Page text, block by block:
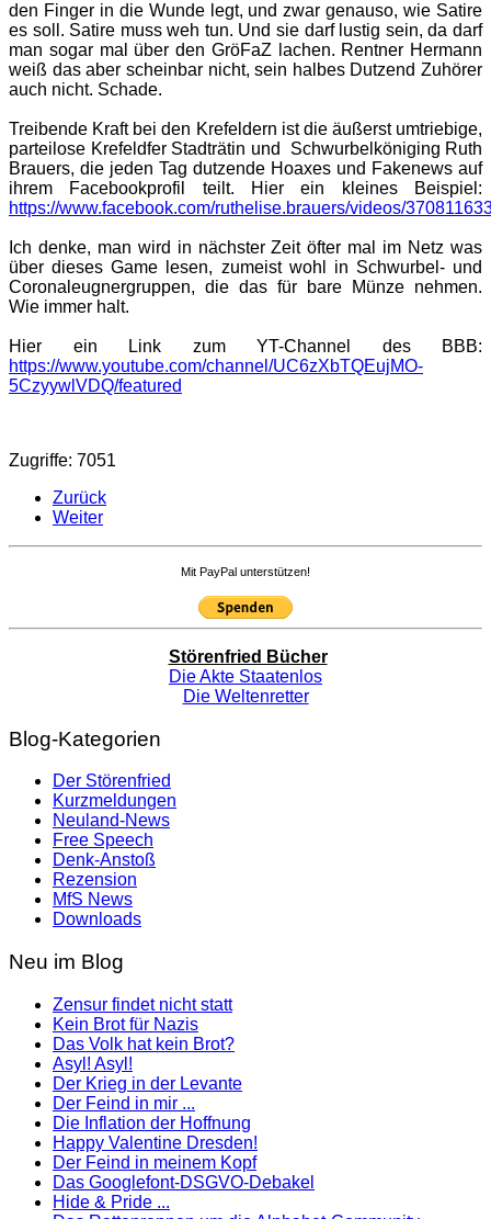
den Finger in die Wunde legt, und zwar genauso, wie Satire
es soll. Satire muss weh tun. Und sie darf lustig sein, da darf
man sogar mal über den GröFaZ lachen. Rentner Hermann
weiß das aber scheinbar nicht, sein halbes Dutzend Zuhörer
auch nicht. Schade.
Treibende Kraft bei den Krefeldern ist die äußerst umtriebige,
parteilose Krefeldfer Stadträtin und Schwurbelköniging Ruth
Brauers, die jeden Tag dutzende Hoaxes und Fakenews auf
ihrem Facebookprofil teilt. Hier ein kleines Beispiel:
https://www.facebook.com/ruthelise.brauers/videos/
Ich denke, man wird in nächster Zeit öfter mal im Netz was
über dieses Game lesen, zumeist wohl in Schwurbel- und
Coronaleugnergruppen, die das für bare Münze nehmen.
Wie immer halt.
Hier ein Link zum YT-Channel des BBB:
https://www.youtube.com/channel/UC6zXbTQEujMO-
5CzyywlVDQ/featured
Zugriffe: 7051
Zurück
Weiter
Mit PayPal unterstützen!
Störenfried Bücher
Die Akte Staatenlos
Die Weltenretter
Blog-Kategorien
Der Störenfried
Kurzmeldungen
Neuland-News
Free Speech
Denk-Anstoß
Rezension
MfS News
Downloads
Neu im Blog
Zensur findet nicht statt
Kein Brot für Nazis
Das Volk hat kein Brot?
Asyl! Asyl!
Der Krieg in der Levante
Der Feind in mir ...
Die Inflation der Hoffnung
Happy Valentine Dresden!
Der Feind in meinem Kopf
Das Googlefont-DSGVO-Debakel
Hide & Pride ...